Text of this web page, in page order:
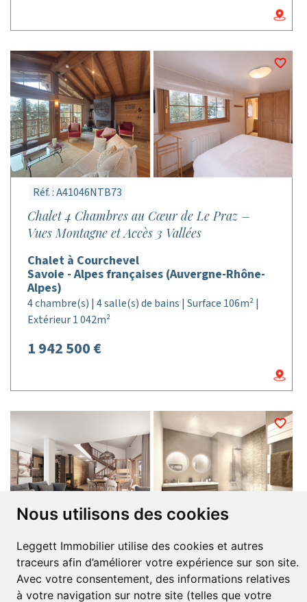
Nous utilisons des cookies
Leggett Immobilier utilise des cookies et autres
traceurs afin d’améliorer votre expérience sur son site.
Avec votre consentement, des informations relatives
à votre navigation sur notre site (telles que votre
Réf. : A41046NTB73
Chalet 4 Chambres au Cœur de Le Praz –
Vues Montagne et Accès 3 Vallées
Chalet à Courchevel
Savoie - Alpes françaises (Auvergne-Rhône-
Alpes)
4 chambre(s) | 4 salle(s) de bains | Surface 106m² |
Extérieur 1 042m²
1 942 500 €
Réf. : A44252KRJ73
Chalet Neuf de Prestige à Méribel-Mottaret –
Emplacement Premium & Fort Potentiel